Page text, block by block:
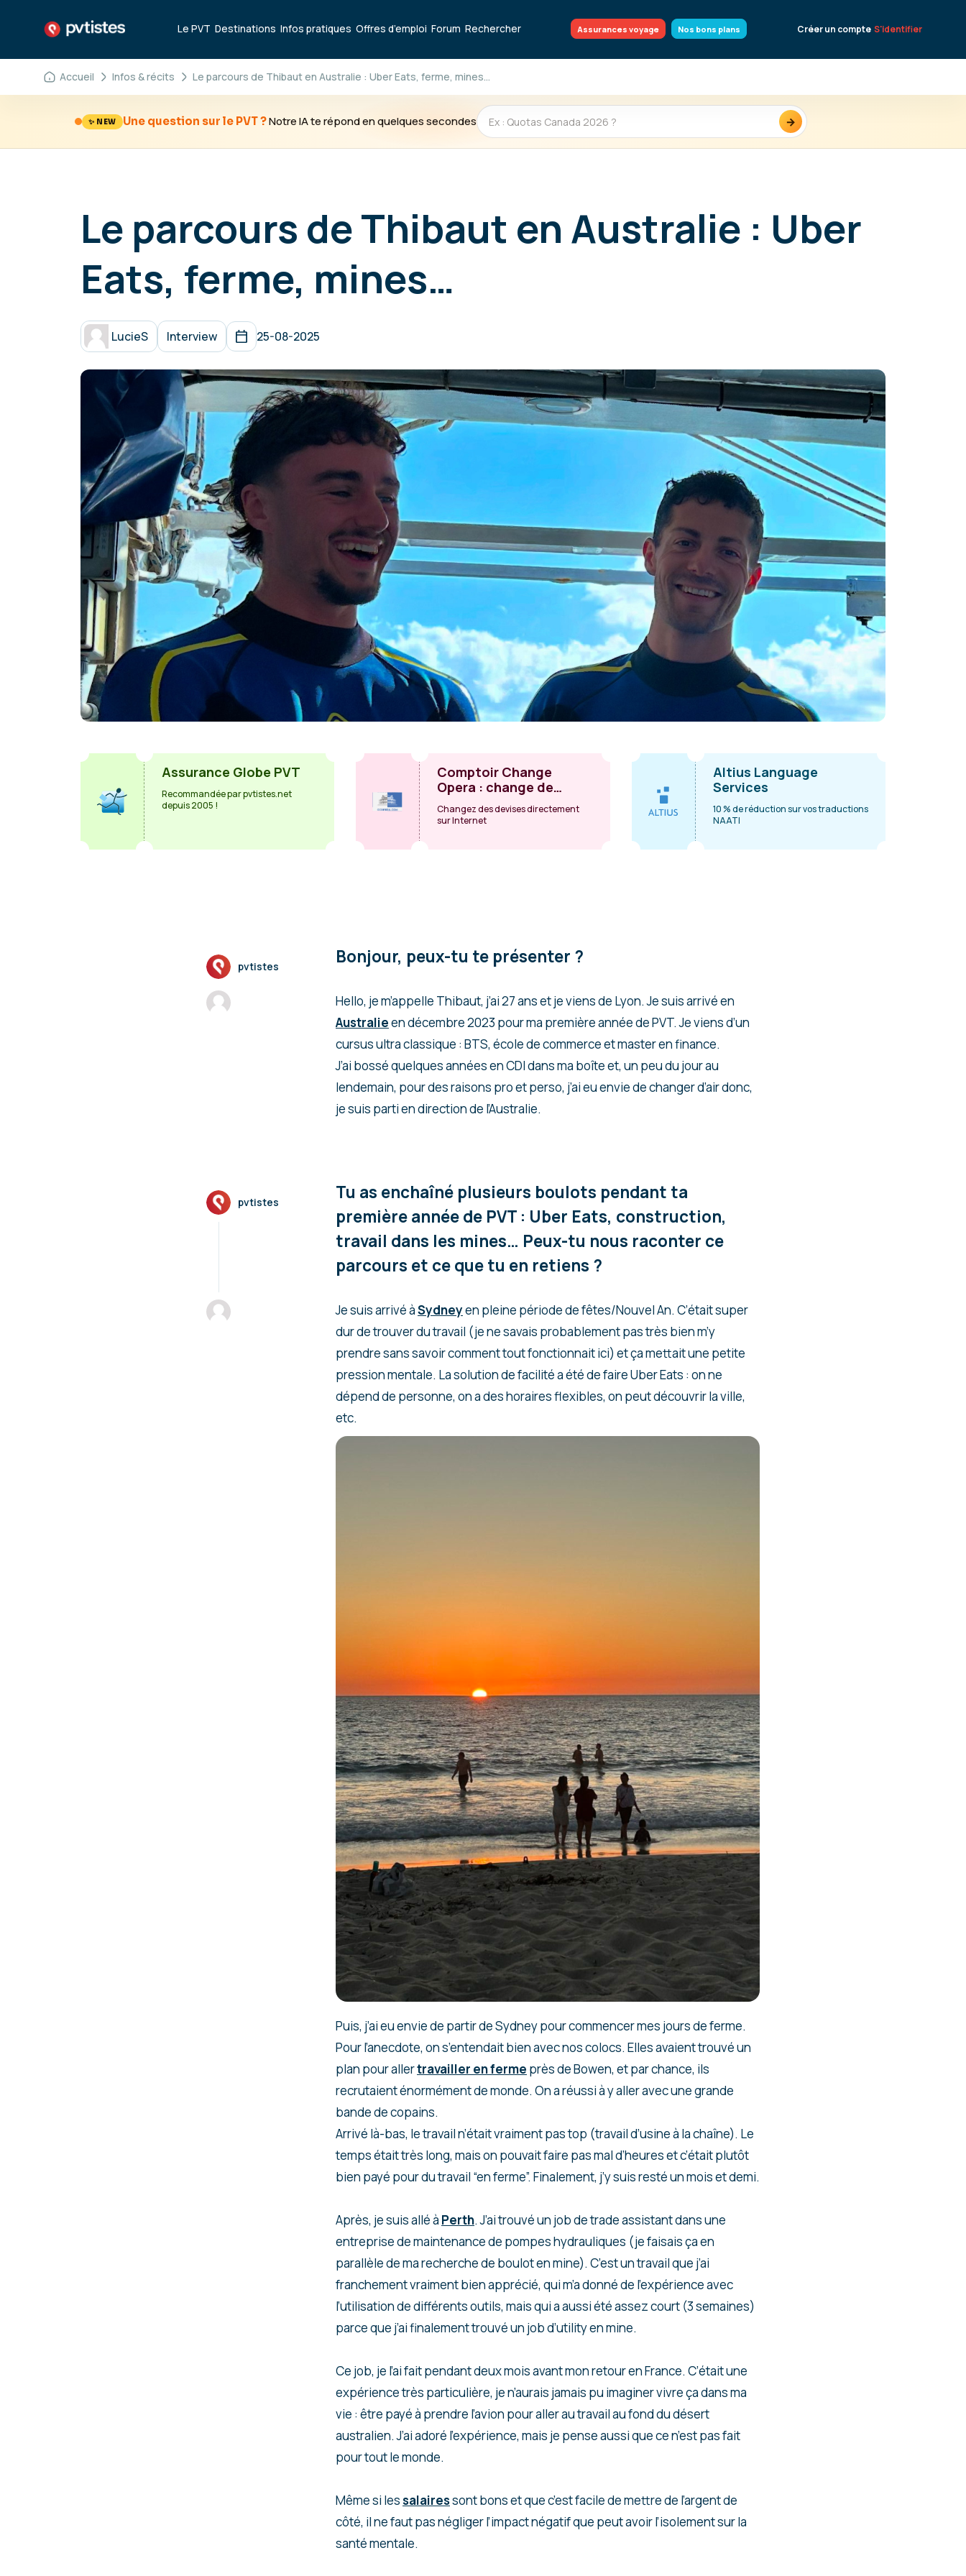
Le PVT Destinations Infos pratiques Offres d’emploi Forum Rechercher Assurances voyage Nos bons plans Créer un compte S'identifier
Accueil Infos & récits Le parcours de Thibaut en Australie : Uber Eats, ferme, mines…
✨ NEW Une question sur le PVT ?Notre IA te répond en quelques secondes →
Le parcours de Thibaut en Australie : Uber
Eats, ferme, mines…
LucieS Interview 25-08-2025
Assurance Globe PVT
Recommandée par pvtistes.net
depuis 2005 !
Comptoir Change
Opera : change de
devises
Changez des devises directement
sur Internet
Altius Language
Services
10 % de réduction sur vos traductions
NAATI
pvtistes Bonjour, peux-tu te présenter ?
Hello, je m’appelle Thibaut, j’ai 27 ans et je viens de Lyon. Je suis arrivé en
Australieen décembre 2023 pour ma première année de PVT. Je viens d’un
cursus ultra classique : BTS, école de commerce et master en finance.
J’ai bossé quelques années en CDI dans ma boîte et, un peu du jour au
lendemain, pour des raisons pro et perso, j’ai eu envie de changer d’air donc,
je suis parti en direction de l’Australie.
pvtistes
Tu as enchaîné plusieurs boulots pendant ta
première année de PVT : Uber Eats, construction,
travail dans les mines… Peux-tu nous raconter ce
parcours et ce que tu en retiens ?
Je suis arrivé àSydneyen pleine période de fêtes/Nouvel An. C’était super
dur de trouver du travail (je ne savais probablement pas très bien m’y
prendre sans savoir comment tout fonctionnait ici) et ça mettait une petite
pression mentale. La solution de facilité a été de faire Uber Eats : on ne
dépend de personne, on a des horaires flexibles, on peut découvrir la ville,
etc.
Puis, j’ai eu envie de partir de Sydney pour commencer mes jours de ferme.
Pour l’anecdote, on s’entendait bien avec nos colocs. Elles avaient trouvé un
plan pour allertravailler en ferme près de Bowen, et par chance, ils
recrutaient énormément de monde. On a réussi à y aller avec une grande
bande de copains.
Arrivé là-bas, le travail n’était vraiment pas top (travail d’usine à la chaîne). Le
temps était très long, mais on pouvait faire pas mal d’heures et c’était plutôt
bien payé pour du travail “en ferme”. Finalement, j’y suis resté un mois et demi.
Après, je suis allé à Perth. J’ai trouvé un job de trade assistant dans une
entreprise de maintenance de pompes hydrauliques (je faisais ça en
parallèle de ma recherche de boulot en mine). C’est un travail que j’ai
franchement vraiment bien apprécié, qui m’a donné de l’expérience avec
l’utilisation de différents outils, mais qui a aussi été assez court (3 semaines)
parce que j’ai finalement trouvé un job d’utility en mine.
Ce job, je l’ai fait pendant deux mois avant mon retour en France. C’était une
expérience très particulière, je n’aurais jamais pu imaginer vivre ça dans ma
vie : être payé à prendre l’avion pour aller au travail au fond du désert
australien. J’ai adoré l’expérience, mais je pense aussi que ce n’est pas fait
pour tout le monde.
Même si lessalairessont bons et que c’est facile de mettre de l’argent de
côté, il ne faut pas négliger l’impact négatif que peut avoir l’isolement sur la
santé mentale.